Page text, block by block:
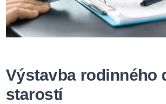
Výstavba rodinného
starostí